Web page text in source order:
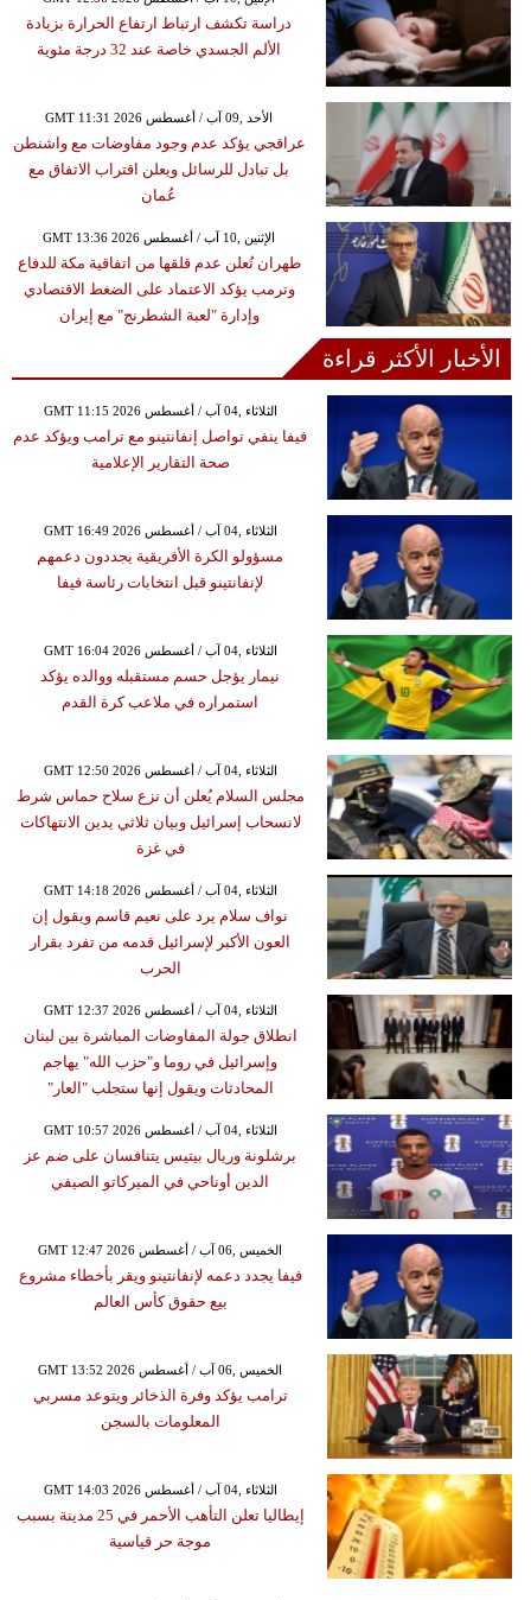
دراسة تكشف ارتباط ارتفاع الحرارة بزيادة
الألم الجسدي خاصة عند 32 درجة مئوية
GMT 11:31 2026 الأحد ,09 آب / أغسطس
عراقجي يؤكد عدم وجود مفاوضات مع واشنطن
بل تبادل للرسائل ويعلن اقتراب الاتفاق مع
عُمان
GMT 13:36 2026 الإثنين ,10 آب / أغسطس
طهران تُعلن عدم قلقها من اتفاقية مكة للدفاع
وترمب يؤكد الاعتماد على الضغط الاقتصادي
وإدارة "لعبة الشطرنج" مع إيران
الأخبار الأكثر قراءة
GMT 11:15 2026 الثلاثاء ,04 آب / أغسطس
فيفا ينفي تواصل إنفانتينو مع ترامب ويؤكد عدم
صحة التقارير الإعلامية
GMT 16:49 2026 الثلاثاء ,04 آب / أغسطس
مسؤولو الكرة الأفريقية يجددون دعمهم
لإنفانتينو قبل انتخابات رئاسة فيفا
GMT 16:04 2026 الثلاثاء ,04 آب / أغسطس
نيمار يؤجل حسم مستقبله ووالده يؤكد
استمراره في ملاعب كرة القدم
GMT 12:50 2026 الثلاثاء ,04 آب / أغسطس
مجلس السلام يُعلن أن نزع سلاح حماس شرط
لانسحاب إسرائيل وبيان ثلاثي يدين الانتهاكات
في غزة
GMT 14:18 2026 الثلاثاء ,04 آب / أغسطس
نواف سلام يرد على نعيم قاسم ويقول إن
العون الأكبر لإسرائيل قدمه من تفرد بقرار
الحرب
GMT 12:37 2026 الثلاثاء ,04 آب / أغسطس
انطلاق جولة المفاوضات المباشرة بين لبنان
وإسرائيل في روما و"حزب الله" يهاجم
المحادثات ويقول إنها ستجلب "العار"
GMT 10:57 2026 الثلاثاء ,04 آب / أغسطس
برشلونة وريال بيتيس يتنافسان على ضم عز
الدين أوناحي في الميركاتو الصيفي
GMT 12:47 2026 الخميس ,06 آب / أغسطس
فيفا يجدد دعمه لإنفانتينو ويقر بأخطاء مشروع
بيع حقوق كأس العالم
GMT 13:52 2026 الخميس ,06 آب / أغسطس
ترامب يؤكد وفرة الذخائر ويتوعد مسربي
المعلومات بالسجن
GMT 14:03 2026 الثلاثاء ,04 آب / أغسطس
إيطاليا تعلن التأهب الأحمر في 25 مدينة بسبب
موجة حر قياسية